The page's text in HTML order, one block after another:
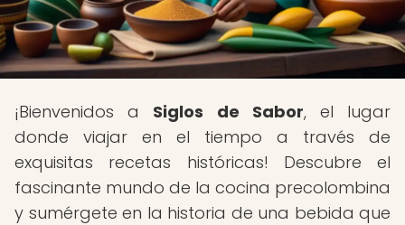
¡Bienvenidos a Siglos de Sabor, el lugar
donde viajar en el tiempo a través de
exquisitas recetas históricas! Descubre el
fascinante mundo de la cocina precolombina
y sumérgete en la historia de una bebida que